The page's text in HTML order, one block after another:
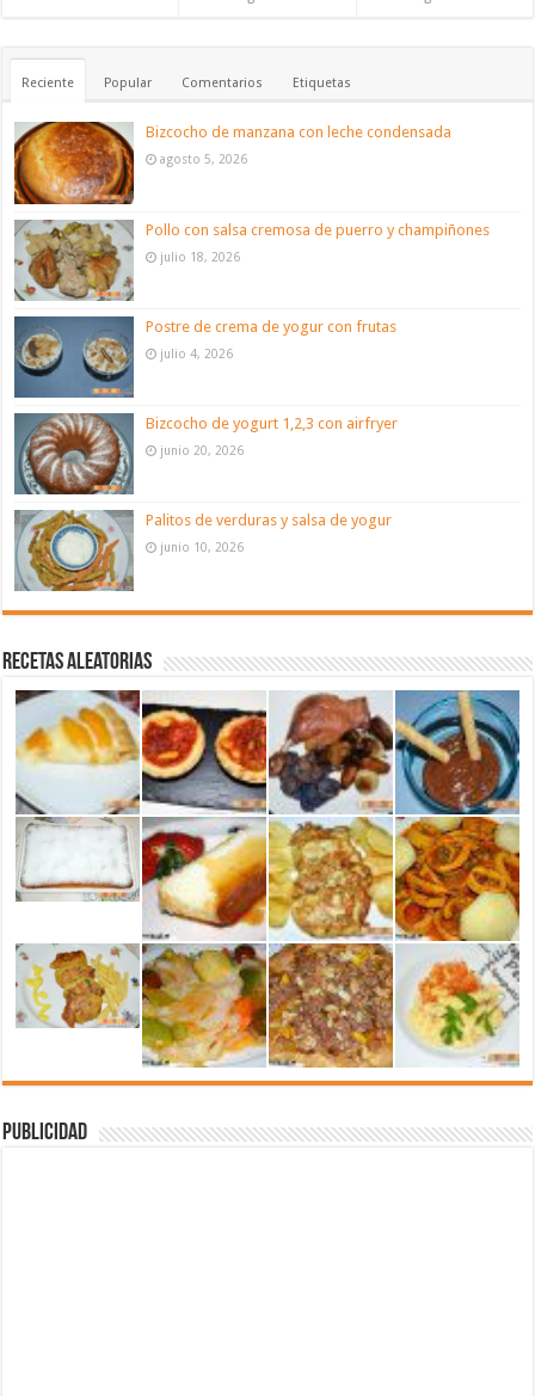
Reciente Popular Comentarios Etiquetas
Bizcocho de manzana con leche condensada
agosto 5, 2026
Pollo con salsa cremosa de puerro y champiñones
julio 18, 2026
Postre de crema de yogur con frutas
julio 4, 2026
Bizcocho de yogurt 1,2,3 con airfryer
junio 20, 2026
Palitos de verduras y salsa de yogur
junio 10, 2026
Recetas aleatorias
Publicidad